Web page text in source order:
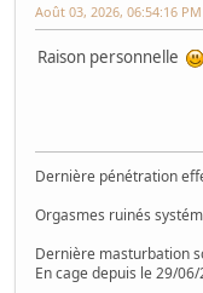
Août 03, 2026, 06:54:16 PM
Raison personnelle
Dernière pénétration
Orgasmes ruinés
Dernière masturbation
En cage depuis le 29/